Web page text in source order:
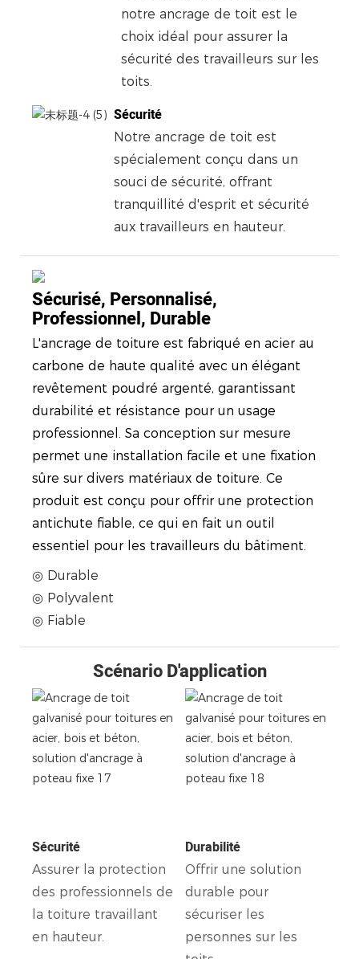
notre ancrage de toit est le
choix idéal pour assurer la
sécurité des travailleurs sur les
toits.
Sécurité
Notre ancrage de toit est
spécialement conçu dans un
souci de sécurité, offrant
tranquillité d'esprit et sécurité
aux travailleurs en hauteur.
Sécurisé, Personnalisé,
Professionnel, Durable
L'ancrage de toiture est fabriqué en acier au
carbone de haute qualité avec un élégant
revêtement poudré argenté, garantissant
durabilité et résistance pour un usage
professionnel. Sa conception sur mesure
permet une installation facile et une fixation
sûre sur divers matériaux de toiture. Ce
produit est conçu pour offrir une protection
antichute fiable, ce qui en fait un outil
essentiel pour les travailleurs du bâtiment.
◎ Durable
◎ Polyvalent
◎ Fiable
Scénario D'application
Sécurité
Assurer la protection
des professionnels de
la toiture travaillant
en hauteur.
Durabilité
Offrir une solution
durable pour
sécuriser les
personnes sur les